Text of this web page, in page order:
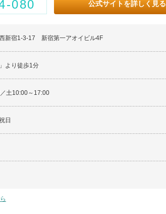
080 公式サイトを詳しく見る
新宿1-3-17 新宿第一アオイビル4F
より徒歩1分
土10:00～17:00
日